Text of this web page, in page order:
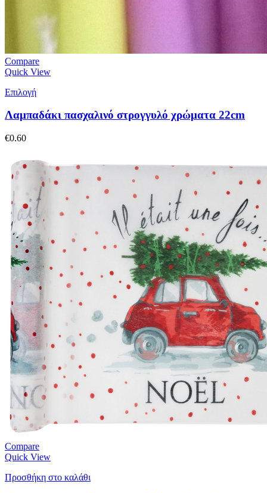
Compare
Quick View
Επιλογή
Λαμπαδάκι πασχαλινό στρογγυλό χρώματα 22cm
€0.60
Compare
Quick View
Προσθήκη στο καλάθι